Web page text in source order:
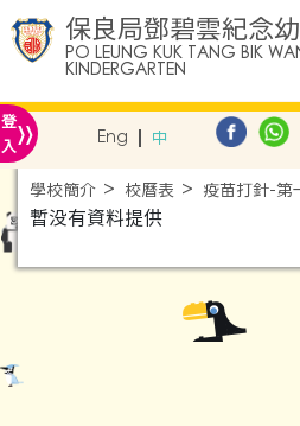
保良局鄧碧雲紀念
PO LEUNG KUK TANG BIK
KINDERGARTEN
登
入» Eng 中
學校簡介 校曆表 疫苗打針-第
暫没有資料提供